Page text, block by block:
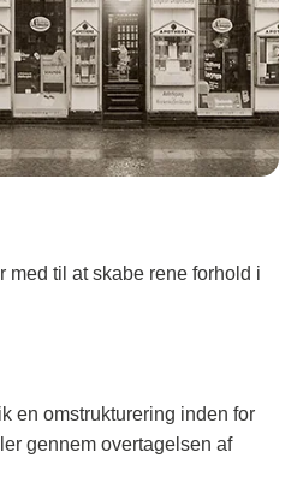
med til at skabe rene forhold i
en omstrukturering inden for
gennem overtagelsen af